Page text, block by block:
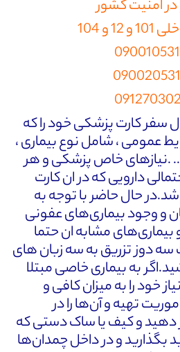
امنیت کشور
سفر کارت پزشکی خود را که
عمومی ، شامل نوع بیماری ،
.نیازهای خاص پزشکی و هر
دارویی که در ان کارت
حال حاضر با توجه به
و وجود بیماری‌های عفونی
کرونا( کوئید ۱۹)و بیماری‌های مشابه ان حتما
سه دوز تزریق به سه زبان های
به بیماری خاصی مبتلا
خود را به میزان کافی و
تهیه و آن‌ها را در
دهید و کیف یا ساک دستی که
بگذارید و در داخل چمدان‌ها